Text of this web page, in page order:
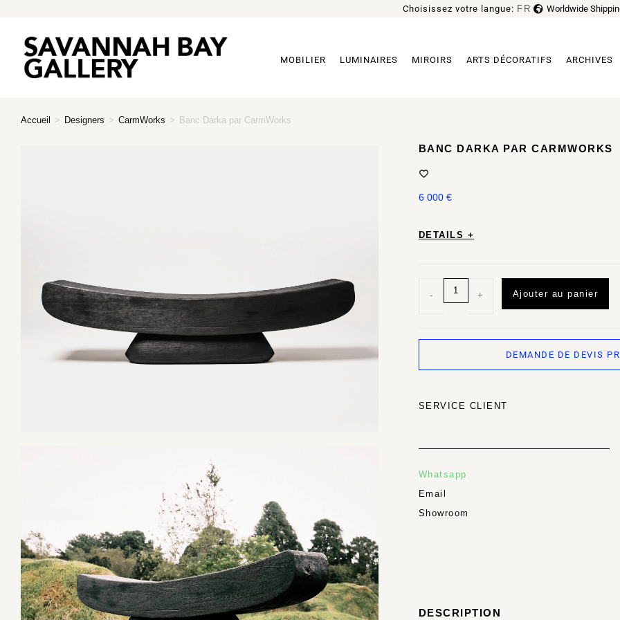
Choisissez votre langue: FR
EN Worldwide
MOBILIER LUMINAIRES MIROIRS ARTS DÉCORATIFS ARCHIVES
Accueil > Designers > CarmWorks > Banc Darka par CarmWorks
BANC DARKA PAR CARMWORKS
6 000 €
DETAILS +
- + Ajouter au panier
DEMANDE DE DEVIS
SERVICE CLIENT
Whatsapp
Email
Showroom
DESCRIPTION